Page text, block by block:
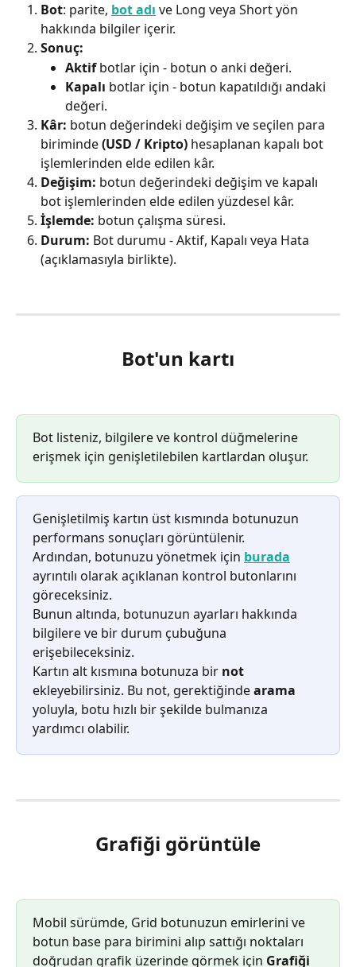
Bot: parite, bot adı ve Long veya Short yön
hakkında bilgiler içerir.
Sonuç:
Aktif botlar için - botun o anki değeri.
Kapalı botlar için - botun kapatıldığı andaki
değeri.
Kâr: botun değerindeki değişim ve seçilen para
biriminde (USD / Kripto) hesaplanan kapalı bot
işlemlerinden elde edilen kâr.
Değişim: botun değerindeki değişim ve kapalı
bot işlemlerinden elde edilen yüzdesel kâr.
İşlemde: botun çalışma süresi.
Durum: Bot durumu - Aktif, Kapalı veya Hata
(açıklamasıyla birlikte).
Bot'un kartı
Bot listeniz, bilgilere ve kontrol düğmelerine
erişmek için genişletilebilen kartlardan oluşur.
Genişletilmiş kartın üst kısmında botunuzun
performans sonuçları görüntülenir.
Ardından, botunuzu yönetmek için burada
ayrıntılı olarak açıklanan kontrol butonlarını
göreceksiniz.
Bunun altında, botunuzun ayarları hakkında
bilgilere ve bir durum çubuğuna
erişebileceksiniz.
Kartın alt kısmına botunuza bir not
ekleyebilirsiniz. Bu not, gerektiğinde arama
yoluyla, botu hızlı bir şekilde bulmanıza
yardımcı olabilir.
Grafiği görüntüle
Mobil sürümde, Grid botunuzun emirlerini ve
botun base para birimini alıp sattığı noktaları
doğrudan grafik üzerinde görmek için Grafiği